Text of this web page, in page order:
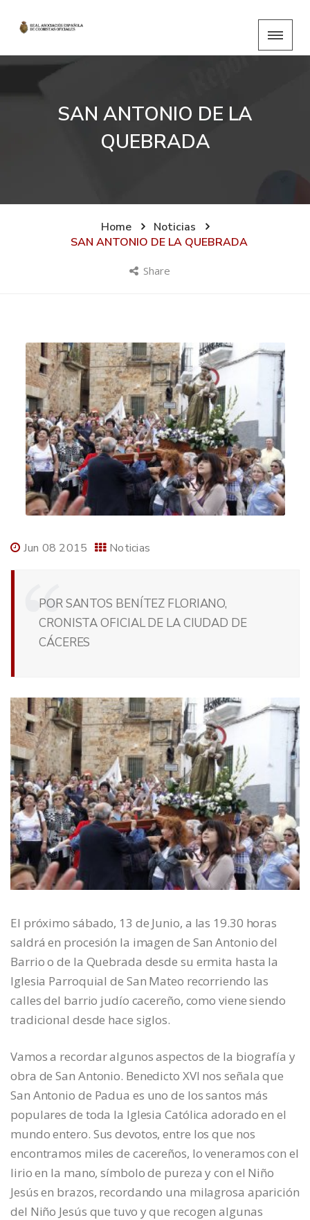
SAN ANTONIO DE LA
QUEBRADA
Home
Noticias
SAN ANTONIO DE LA QUEBRADA
Share
Jun 08 2015 Noticias
POR SANTOS BENÍTEZ FLORIANO,
CRONISTA OFICIAL DE LA CIUDAD DE
CÁCERES
El próximo sábado, 13 de Junio, a las 19.30 horas
saldrá en procesión la imagen de San Antonio del
Barrio o de la Quebrada desde su ermita hasta la
Iglesia Parroquial de San Mateo recorriendo las
calles del barrio judío cacereño, como viene siendo
tradicional desde hace siglos.
Vamos a recordar algunos aspectos de la biografía y
obra de San Antonio. Benedicto XVI nos señala que
San Antonio de Padua es uno de los santos más
populares de toda la Iglesia Católica adorado en el
mundo entero. Sus devotos, entre los que nos
encontramos miles de cacereños, lo veneramos con el
lirio en la mano, símbolo de pureza y con el Niño
Jesús en brazos, recordando una milagrosa aparición
del Niño Jesús que tuvo y que recogen algunas